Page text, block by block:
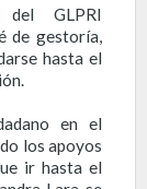
del GLPRI
de gestoría,
hasta el
en el
los apoyos
ir hasta el